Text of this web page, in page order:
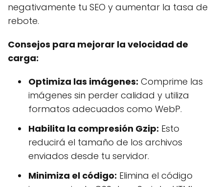
negativamente tu SEO y aumentar la tasa de
rebote.
Consejos para mejorar la velocidad de
carga:
Optimiza las imágenes: Comprime las
imágenes sin perder calidad y utiliza
formatos adecuados como WebP.
Habilita la compresión Gzip: Esto
reducirá el tamaño de los archivos
enviados desde tu servidor.
Minimiza el código: Elimina el código